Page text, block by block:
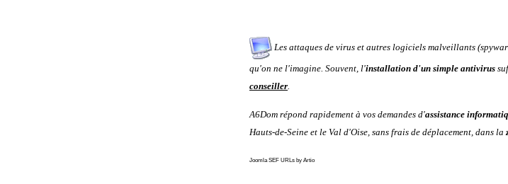
Les attaques de virus et autres logiciels malveillants
qu'on ne l'imagine. Souvent, l'installation d'un simple antivirus
conseiller.
A6Dom répond rapidement à vos demandes d'assistance
Hauts-de-Seine et le Val d'Oise, sans frais de déplacement, dans la
Joomla SEF URLs by Artio